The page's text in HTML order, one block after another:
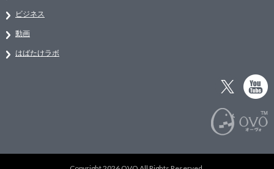
ビジネス
動画
はばたけラボ